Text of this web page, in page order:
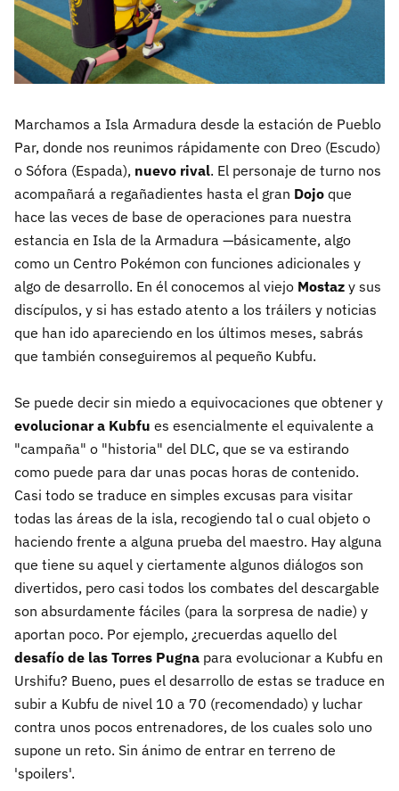
Marchamos a Isla Armadura desde la estación de Pueblo
Par, donde nos reunimos rápidamente con Dreo (Escudo)
o Sófora (Espada), nuevo rival. El personaje de turno nos
acompañará a regañadientes hasta el gran Dojo que
hace las veces de base de operaciones para nuestra
estancia en Isla de la Armadura —básicamente, algo
como un Centro Pokémon con funciones adicionales y
algo de desarrollo. En él conocemos al viejo Mostaz y sus
discípulos, y si has estado atento a los tráilers y noticias
que han ido apareciendo en los últimos meses, sabrás
que también conseguiremos al pequeño Kubfu.
Se puede decir sin miedo a equivocaciones que obtener y
evolucionar a Kubfu es esencialmente el equivalente a
"campaña" o "historia" del DLC, que se va estirando
como puede para dar unas pocas horas de contenido.
Casi todo se traduce en simples excusas para visitar
todas las áreas de la isla, recogiendo tal o cual objeto o
haciendo frente a alguna prueba del maestro. Hay alguna
que tiene su aquel y ciertamente algunos diálogos son
divertidos, pero casi todos los combates del descargable
son absurdamente fáciles (para la sorpresa de nadie) y
aportan poco. Por ejemplo, ¿recuerdas aquello del
desafío de las Torres Pugna para evolucionar a Kubfu en
Urshifu? Bueno, pues el desarrollo de estas se traduce en
subir a Kubfu de nivel 10 a 70 (recomendado) y luchar
contra unos pocos entrenadores, de los cuales solo uno
supone un reto. Sin ánimo de entrar en terreno de
'spoilers'.